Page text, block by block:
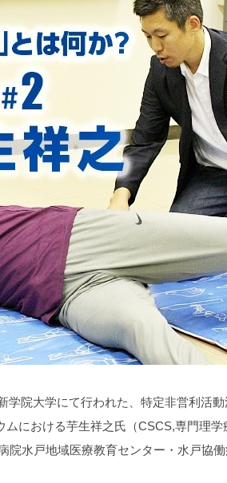
学院大学にて行われた、特定非営利活
ムにおける芋生祥之氏（CSCS,専門理
院水戸地域医療教育センター・水戸協